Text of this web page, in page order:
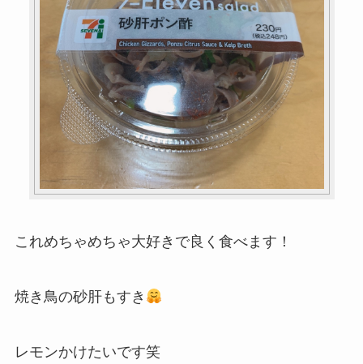
これめちゃめちゃ大好きで良く食べます！
焼き鳥の砂肝もすき
レモンかけたいです笑